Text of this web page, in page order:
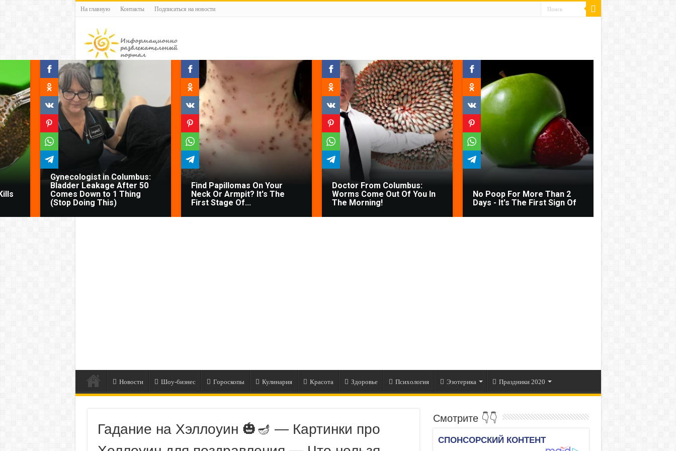
На главную Контакты Подписаться на новости
Gynecologist in Columbus:
Bladder Leakage After 50
Comes Down to 1 Thing
(Stop Doing This)
Find Papillomas On Your
Neck Or Armpit? It's The
First Stage Of...
Doctor From Columbus:
Worms Come Out Of You In
The Morning!
No Poop For More Than 2
Days - It's The First Sign Of
Новости Шоу-бизнес Гороскопы Кулинария Красота Здоровье Психология Эзотерика Праздники 2020
Гадание на Хэллоуин 🎃🪔 — Картинки про
Смотрите 👇👇